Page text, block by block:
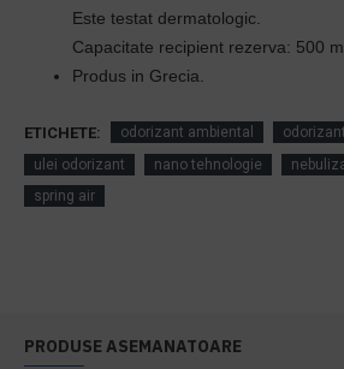
Este testat dermatologic.
Capacitate recipient rezerva: 500
Produs in Grecia.
ETICHETE: odorizant ambiental
ulei odorizant
nano tehnologie
spring air
PRODUSE ASEMANATOARE